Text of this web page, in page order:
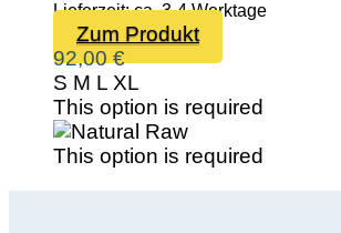
Lieferzeit: ca. 3-4 Werktage
Zum Produkt
Produkt
mehrere
auf.
92,00€
S M L XL
This option is required
This option is required